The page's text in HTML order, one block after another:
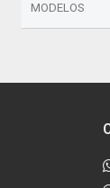
MODELOS